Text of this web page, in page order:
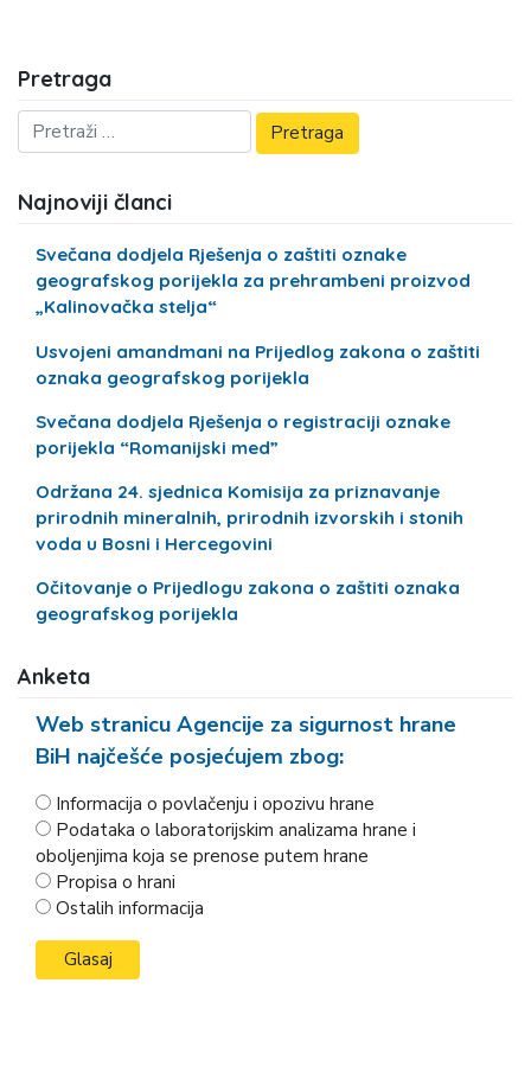
Pretraga
Najnoviji članci
Svečana dodjela Rješenja o zaštiti oznake
geografskog porijekla za prehrambeni proizvod
„Kalinovačka stelja“
Usvojeni amandmani na Prijedlog zakona o zaštiti
oznaka geografskog porijekla
Svečana dodjela Rješenja o registraciji oznake
porijekla “Romanijski med”
Održana 24. sjednica Komisija za priznavanje
prirodnih mineralnih, prirodnih izvorskih i stonih
voda u Bosni i Hercegovini
Očitovanje o Prijedlogu zakona o zaštiti oznaka
geografskog porijekla
Anketa
Web stranicu Agencije za sigurnost hrane
BiH najčešće posjećujem zbog:
Informacija o povlačenju i opozivu hrane
Podataka o laboratorijskim analizama hrane i
oboljenjima koja se prenose putem hrane
Propisa o hrani
Ostalih informacija